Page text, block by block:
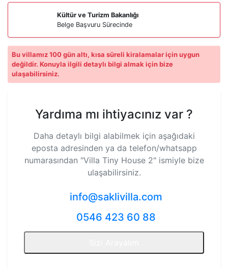
Kültür ve Turizm Bakanlığı
Belge Başvuru Sürecinde
Bu villamız 100 gün altı, kısa süreli kiralamalar için uygun
değildir. Konuyla ilgili detaylı bilgi almak için bize
ulaşabilirsiniz.
Yardıma mı ihtiyacınız var ?
Daha detaylı bilgi alabilmek için aşağıdaki
eposta adresinden ya da telefon/whatsapp
numarasından "Villa Tiny House 2"ismiyle bize
ulaşabilirsiniz.
info@saklivilla.com
0546 423 60 88